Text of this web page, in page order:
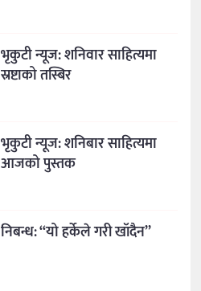
भृकुटी न्यूज: शनिवार साहित्यमा
स्रष्टाको तस्बिर
भृकुटी न्यूज: शनिबार साहित्यमा
आजको पुस्तक
निबन्ध: “यो हर्केले गरी खाँदैन”